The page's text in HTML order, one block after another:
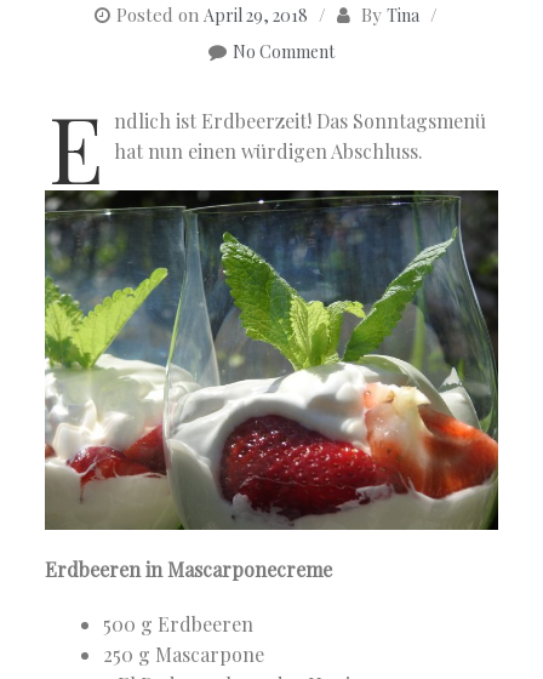
Posted on April 29, 2018 By Tina
No Comment
E
ndlich ist Erdbeerzeit! Das Sonntagsmenü
hat nun einen würdigen Abschluss.
Erdbeeren in Mascarponecreme
500 g Erdbeeren
250 g Mascarpone